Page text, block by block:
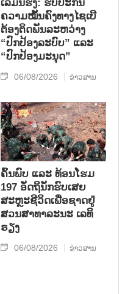
ເລມິນຮຶງ: ຮັບປະກັນ
ຄວາມໝັ້ນຄົງທາງໄຊເບີ
ຕ້ອງຕິດພັນລະຫວ່າງ
“ປົກປ້ອງລະບົບ” ແລະ
“ປົກປ້ອງມະນຸດ”
06/08/2026 ຂ່າວສານ
ຄົ້ນ​ພົບ ແລະ ທ້ອນ​ໂຮມ
197 ອັດ​ຖິ​ນັກ​ຮົບ​ເສຍ​
ສະຫຼະ​ຊີ​ວິດ​ເພື່ອ​ຊາດ​ຢູ່​
ສວນ​ສາ​ທາ​ລະ​ນະ ເລ​ທິ​
ຣຽງ
06/08/2026 ຂ່າວສານ